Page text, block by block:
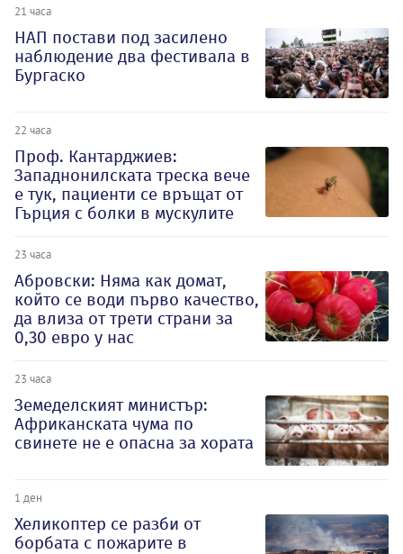
21 часа
НАП постави под засилено
наблюдение два фестивала в
Бургаско
22 часа
Проф. Кантарджиев:
Западнонилската треска вече
е тук, пациенти се връщат от
Гърция с болки в мускулите
23 часа
Абровски: Няма как домат,
който се води първо качество,
да влиза от трети страни за
0,30 евро у нас
23 часа
Земеделският министър:
Африканската чума по
свинете не е опасна за хората
1 ден
Хеликоптер се разби от
борбата с пожарите в